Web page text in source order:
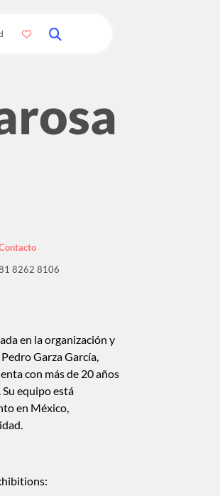
8262 8106
en la organización y
Garza García,
con más de 20 años
Su equipo está
en México,